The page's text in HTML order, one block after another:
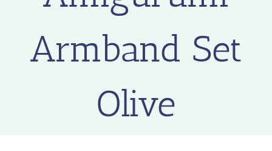
Armband Set
Olive